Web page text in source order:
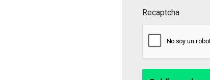
Recaptcha